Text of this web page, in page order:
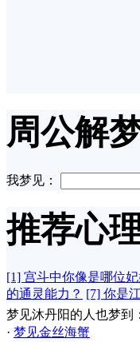
周公解
我梦见：
推荐心
[1] 宫斗中你像是哪位
的通灵能力？ [7] 你是
梦见沐丹阳的人也梦到：
· 梦见金丝海蟹